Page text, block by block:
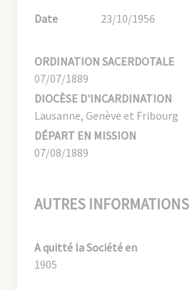
Date 23/10/1956
ORDINATION SACERDOTALE
07/07/1889
DIOCÈSE D'INCARDINATION
Lausanne, Genève et Fribourg
DÉPART EN MISSION
07/08/1889
AUTRES INFORMATIONS
A quitté la Société en
1905